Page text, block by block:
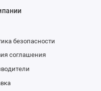
безопасности
соглашения